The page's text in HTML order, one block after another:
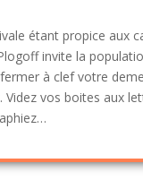
étant propice aux
invite la
à clef votre
Videz vos boites aux